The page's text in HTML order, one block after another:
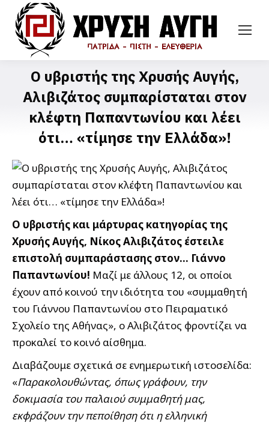
Ο υβριστής της Χρυσής Αυγής,
Αλιβιζάτος συμπαρίσταται στον
κλέφτη Παπαντωνίου και λέει
ότι… «τίμησε την Ελλάδα»!
Ο υβριστής και μάρτυρας κατηγορίας της
Χρυσής Αυγής, Νίκος Αλιβιζάτος έστειλε
επιστολή συμπαράστασης στον… Γιάννο
Παπαντωνίου! Μαζί με άλλους 12, οι οποίοι
έχουν από κοινού την ιδιότητα του «συμμαθητή
του Γιάννου Παπαντωνίου στο Πειραματικό
Σχολείο της Αθήνας», ο Αλιβιζάτος φροντίζει να
προκαλεί το κοινό αίσθημα.
Διαβάζουμε σχετικά σε ενημερωτική ιστοσελίδα:
«Παρακολουθώντας, όπως γράφουν, την
δοκιμασία του παλαιού συμμαθητή μας,
εκφράζουν την πεποίθηση ότι η ελληνική